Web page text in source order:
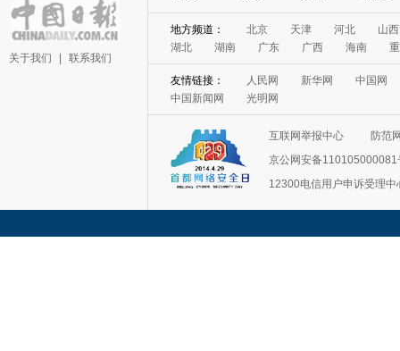
关于我们 联系我们
地方频道： 北京 天津 河北
山西
湖北
湖南 广东 广西 海南
友情链接： 人民网 新华网
中国网
中国新闻网
光明网
互联网举报中心
防范
京公网安备110105000081
12300电信用户申诉受理中